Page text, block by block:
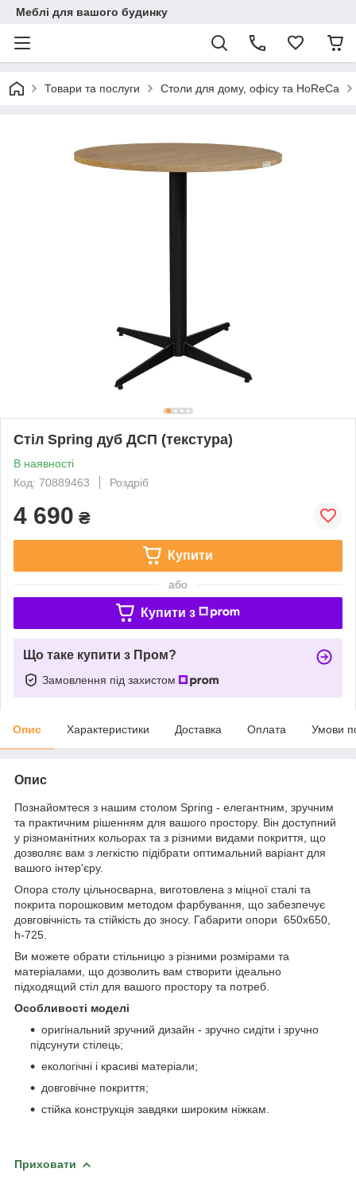
Меблі для вашого будинку
Товари та послуги Столи для дому, офісу та HoReCa
Стіл Spring дуб ДСП (текстура)
В наявності
Код: 70889463
Роздріб
4 690 ₴
Купити
або
Купити з
Що таке купити з Пром?
Замовлення під захистом
Опис Характеристики Доставка Оплата Умови
Опис
Познайомтеся з нашим столом Spring - елегантним, зручним
та практичним рішенням для вашого простору. Він доступний
у різноманітних кольорах та з різними видами покриття, що
дозволяє вам з легкістю підібрати оптимальний варіант для
вашого інтер'єру.
Опора столу цільносварна, виготовлена з міцної сталі та
покрита порошковим методом фарбування, що забезпечує
довговічність та стійкість до зносу. Габарити опори 650х650,
h-725.
Ви можете обрати стільницю з різними розмірами та
матеріалами, що дозволить вам створити ідеально
підходящий стіл для вашого простору та потреб.
Особливості моделі
оригінальний зручний дизайн - зручно сидіти і зручно
підсунути стілець;
екологічні і красиві матеріали;
довговічне покриття;
стійка конструкція завдяки широким ніжкам.
Приховати